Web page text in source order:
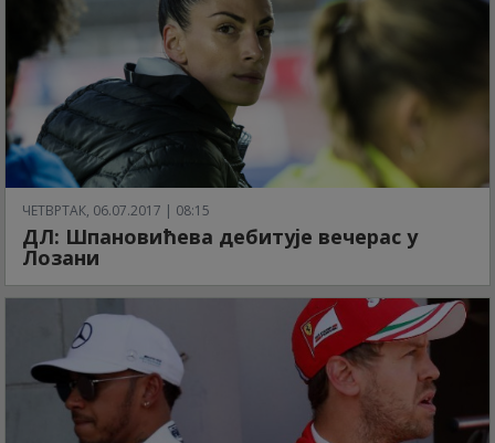
ЧЕТВРТАК, 06.07.2017 | 08:15
ДЛ: Шпановићева дебитује вечерас у
Лозани